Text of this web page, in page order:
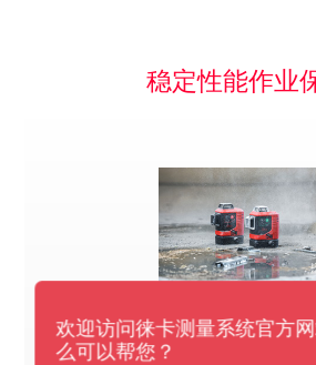
稳定性能作业
防护设计，坚固耐用
欢迎访问徕卡测量系统官方
么可以帮您？